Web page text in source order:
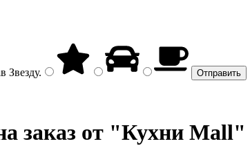
Звезду.
заказ от "Кухни Mall"